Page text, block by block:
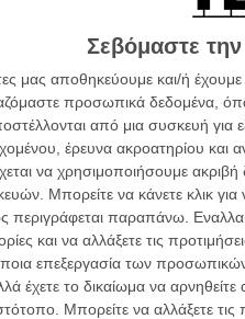
Σεβόμαστε την
μας αποθηκεύουμε και/ή
προσωπικά δεδομένα,
από μια συσκευή για
έρευνα ακροατηρίου και
να χρησιμοποιήσουμε
Μπορείτε να κάνετε κλικ για
περιγράφεται παραπάνω.
και να αλλάξετε τις
επεξεργασία των
έχετε το δικαίωμα να
Μπορείτε να αλλάξετε
των δύο, ο Γκούσταβ Μέλερ
, χτίζει την αποπνιχτική, σκληρή,
Οι πρώτες σκέψεις για το αν
αυτές που θα μπορούσαν να
εξαφανίζονται όταν η στάση
ενός είδους εκδίκησης.
συνέχεια ανάμεσα στους δύο
τους εσωτερικούς χώρους
κυριαρχεί στους «Δεσμώτες»
δίνει αμέσως την ανθρώπινη
κλειδιά στον θεατή, κρατώντας
συντηρείται μέχρι το φινάλε.